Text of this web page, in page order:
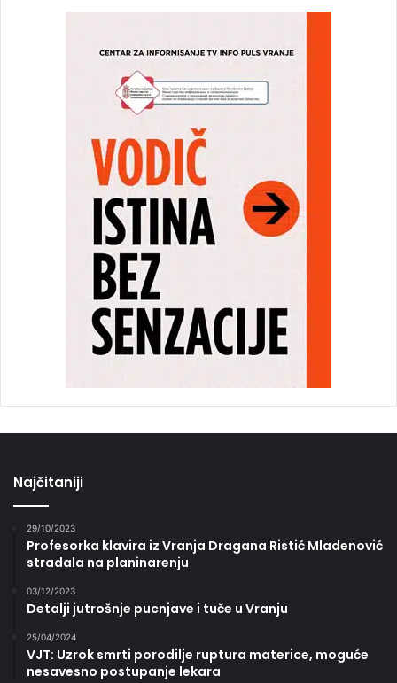
Najčitaniji
29/10/2023
Profesorka klavira iz Vranja Dragana Ristić Mladenović
stradala na planinarenju
03/12/2023
Detalji jutrošnje pucnjave i tuče u Vranju
25/04/2024
VJT: Uzrok smrti porodilje ruptura materice, moguće
nesavesno postupanje lekara